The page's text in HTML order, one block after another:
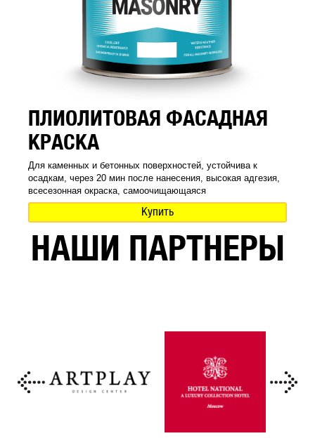
ПЛИОЛИТОВАЯ ФАСАДНАЯ
КРАСКА
Для каменных и бетонных поверхностей, устойчива к
осадкам, через 20 мин после нанесения, высокая адгезия,
всесезонная окраска, самоочищающаяся
Купить
НАШИ ПАРТНЕРЫ